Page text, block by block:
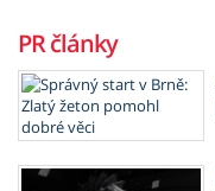
PR články